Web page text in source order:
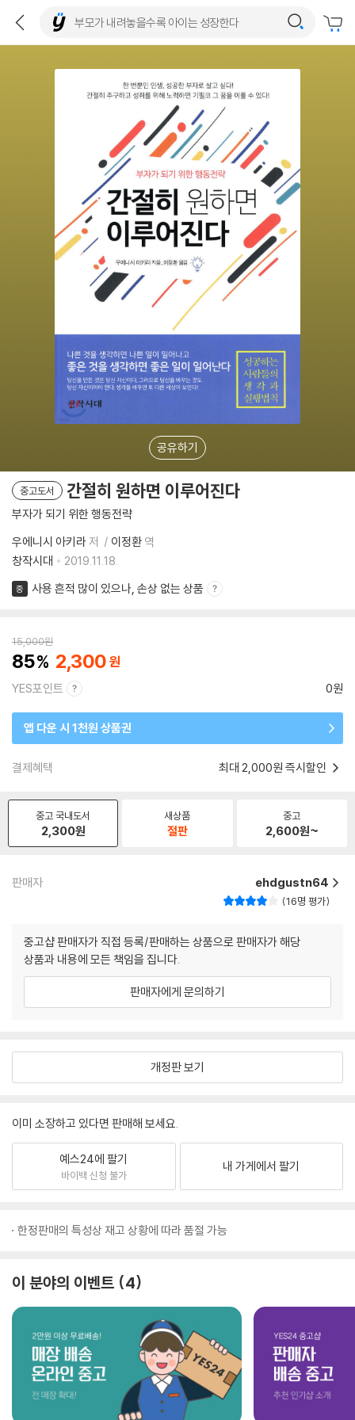
공유하기
중고도서 간절히 원하면 이루어진다
부자가 되기 위한 행동전략
우에니시 아키라저 이정환 역
창작시대
2019.11.18.
중 사용 흔적 많이 있으나, 손상 없는 상품
15,000원
85 2,300
YES포인트 0원
앱 다운 시 1천원 상품권
결제혜택 최대 2,000원 즉시할인
중고 국내도서
2,300원
새상품
절판
중고
2,600원~
판매자 ehdgustn64
16명 평가
중고샵 판매자가 직접 등록/판매하는 상품으로 판매자가 해당
상품과 내용에 모든 책임을 집니다.
판매자에게 문의하기
개정판 보기
이미 소장하고 있다면 판매해 보세요.
예스24에 팔기
바이백 신청 불가
내 가게에서 팔기
한정판매의 특성상 재고 상황에 따라 품절 가능
이 분야의 이벤트 4